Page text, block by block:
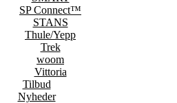
SP Connect™
STANS
Thule/Yepp
Trek
woom
Vittoria
Tilbud
Nyheder